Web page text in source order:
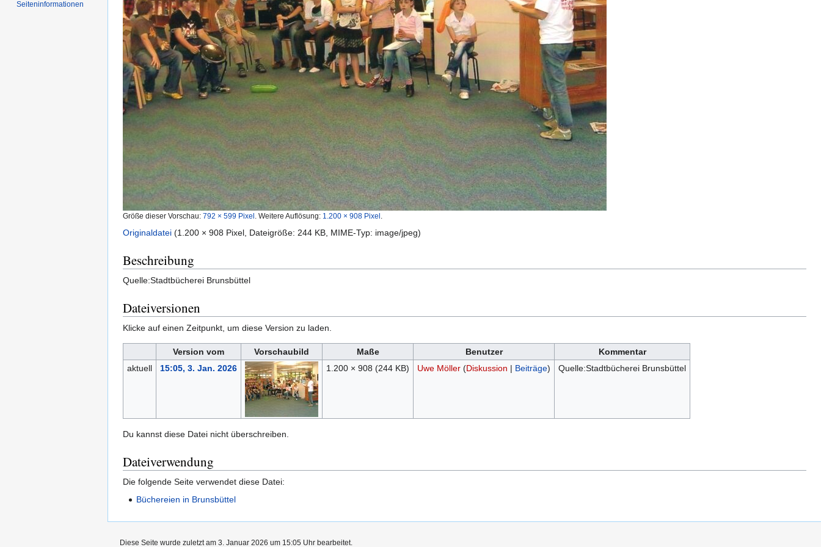
Größe dieser Vorschau: 792 × 599 Pixel Weitere Auflösung: 1.200 × 908 Pixel
Originaldatei (1.200 × 908 Pixel, Dateigröße: 244 KB, MIME-Typ: image/jpeg)
Beschreibung
Quelle:Stadtbücherei Brunsbüttel
Dateiversionen
Klicke auf einen Zeitpunkt, um diese Version zu laden.
Version vom Vorschaubild Maße Benutzer
Kommentar
aktuell
15:05, 3. Jan. 2026 1.200 × 908 (244 KB) Uwe Möller (Diskussion | Beiträge) Quelle:Stadtbücherei Brunsbüttel
Du kannst diese Datei nicht überschreiben.
Dateiverwendung
Die folgende Seite verwendet diese Datei:
Büchereien in Brunsbüttel
Seiten­informationen
Diese Seite wurde zuletzt am 3. Januar 2026 um 15:05 Uhr bearbeitet.